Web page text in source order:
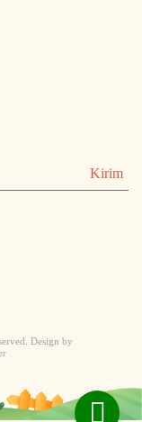
Kirim
Design by